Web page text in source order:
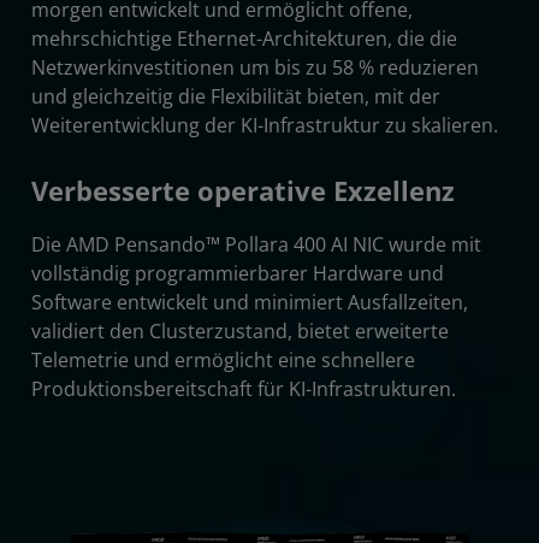
morgen entwickelt und ermöglicht offene,
mehrschichtige Ethernet-Architekturen, die die
Netzwerkinvestitionen um bis zu 58 % reduzieren
und gleichzeitig die Flexibilität bieten, mit der
Weiterentwicklung der KI-Infrastruktur zu skalieren.
Verbesserte operative Exzellenz
Die AMD Pensando™ Pollara 400 AI NIC wurde mit
vollständig programmierbarer Hardware und
Software entwickelt und minimiert Ausfallzeiten,
validiert den Clusterzustand, bietet erweiterte
Telemetrie und ermöglicht eine schnellere
Produktionsbereitschaft für KI-Infrastrukturen.